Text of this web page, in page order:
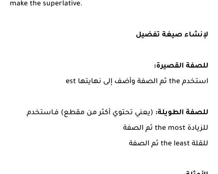
make the superlative.
لإنشاء صيغة تفضيل
للصفة القصيرة:
استخدم the ثم الصفة وأضف إلى نهايتها est
للصفة الطويلة: (يعني تحتوي أكثر من مقطع) فـاستخدم
للزيادة the most ثم الصفة
للقلة the least ثم الصفة